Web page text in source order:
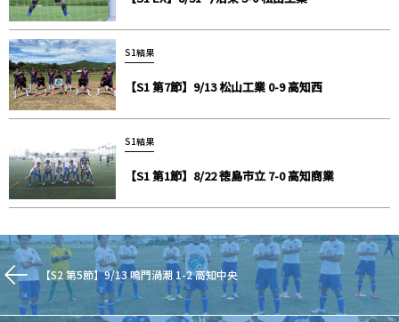
S1結果
【S1 第7節】9/13 松山工業 0-9 高知西
S1結果
【S1 第1節】8/22 徳島市立 7-0 高知商業
【S2 第5節】9/13 鳴門渦潮 1-2 高知中央